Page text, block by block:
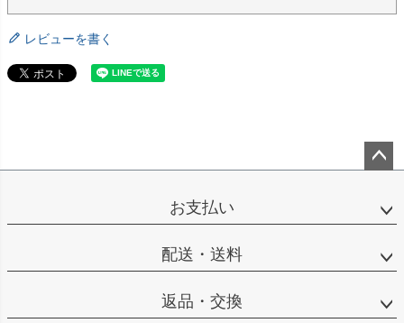
レビューを書く
ップ
お支払い
配送・送料
返品・交換